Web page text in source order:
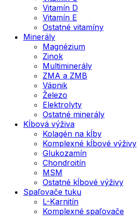
Vitamín D
Vitamín E
Ostatné vitamíny
Minerály
Magnézium
Zinok
Multiminerály
ZMA a ZMB
Vápnik
Železo
Elektrolyty
Ostatné minerály
Kĺbová výživa
Kolagén na kĺby
Komplexné kĺbové výživy
Glukozamín
Chondroitín
MSM
Ostatné kĺbové výživy
Spaľovače tuku
L-Karnitín
Komplexné spaľovače